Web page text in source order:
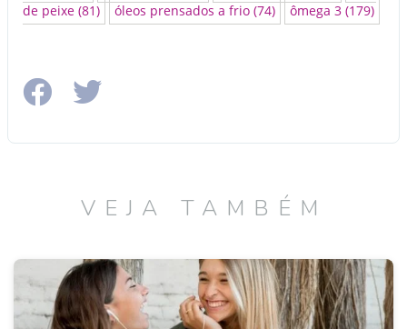
de peixe (81) óleos prensados a frio (74) ômega 3 (179)
VEJA TAMBÉM